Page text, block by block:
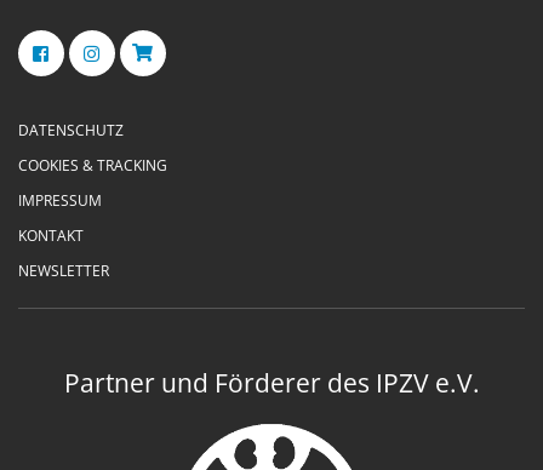
DATENSCHUTZ
COOKIES & TRACKING
IMPRESSUM
KONTAKT
NEWSLETTER
Partner und Förderer des IPZV e.V.